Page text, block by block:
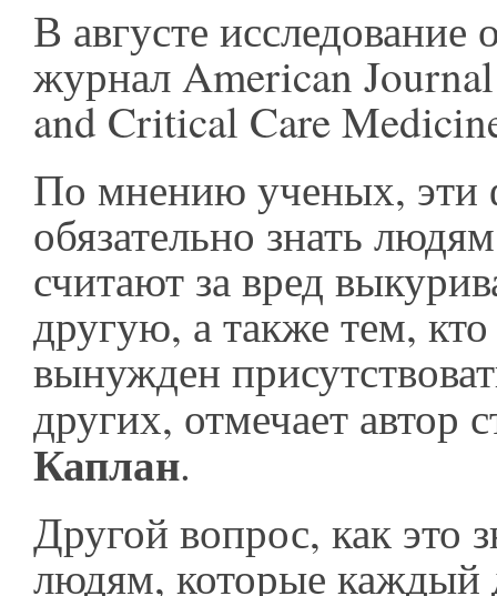
В августе исследование
журнал American
and Critical Care
По мнению ученых, эти
обязательно знать
считают за вред
другую, а также тем,
вынужден
других, отмечает автор
Каплан.
Другой вопрос, как это
людям, которые каждый